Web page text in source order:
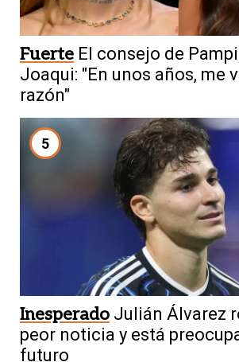
Fuerte El consejo de
Joaqui: "En unos años, me
razón"
5
Inesperado Julián Álvarez
peor noticia y está
futuro